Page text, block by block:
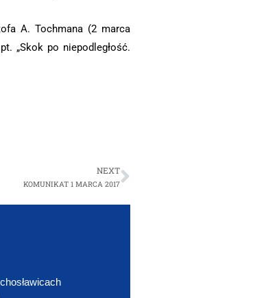
A. Tochmana (2 marca
„Skok po niepodległość.
NEXT
KOMUNIKAT 1 MARCA 2017